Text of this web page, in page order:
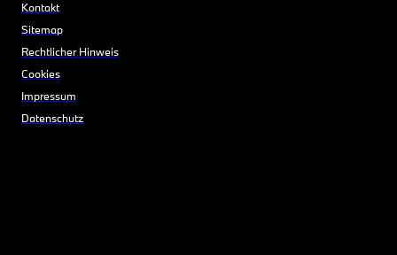
Kontakt
Sitemap
Rechtlicher Hinweis
Cookies
Impressum
Datenschutz